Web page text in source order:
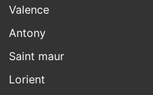
Valence
Antony
Saint maur
Lorient